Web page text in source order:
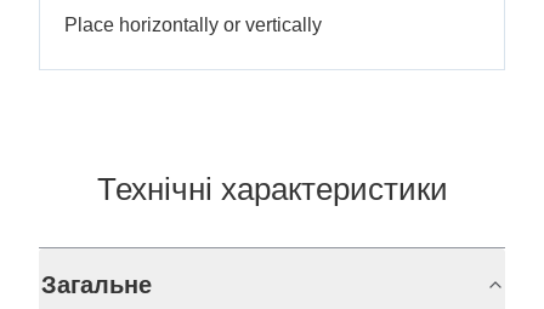
Place horizontally or vertically
Технічні характеристики
Загальне